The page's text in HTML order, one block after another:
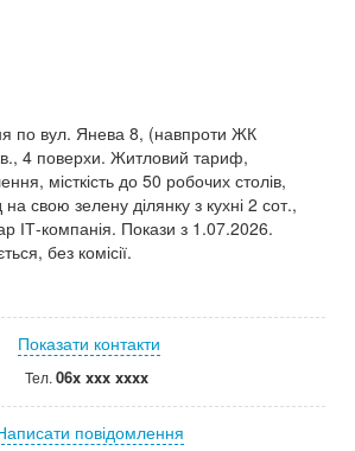
по вул. Янева 8, (навпроти ЖК
4 поверхи. Житловий тариф,
місткість до 50 робочих столів,
на свою зелену ділянку з кухні 2 сот.,
ІТ-компанія. Покази з 1.07.2026.
без комісії.
Показати контакти
Тел.06x xxx xxxx
повідомлення